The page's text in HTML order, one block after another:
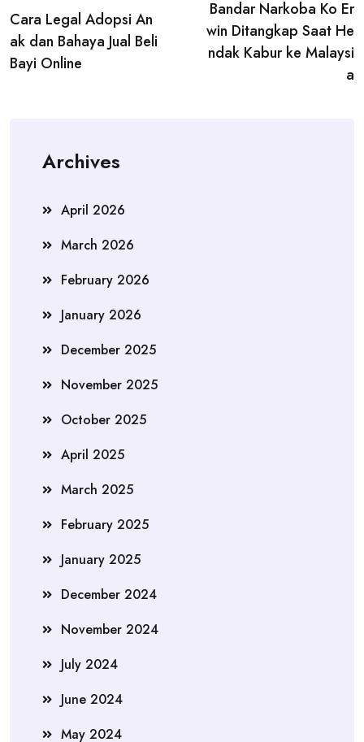
navigation
Cara Legal Adopsi An
ak dan Bahaya Jual Beli
Bayi Online
Bandar Narkoba Ko Er
win Ditangkap Saat He
ndak Kabur ke Malaysi
a
Archives
April 2026
March 2026
February 2026
January 2026
December 2025
November 2025
October 2025
April 2025
March 2025
February 2025
January 2025
December 2024
November 2024
July 2024
June 2024
May 2024